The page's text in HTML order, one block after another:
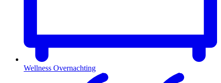
Wellness Overnachting